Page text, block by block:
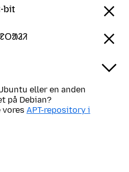
bit
eller en anden
på Debian?
vores APT-repository i